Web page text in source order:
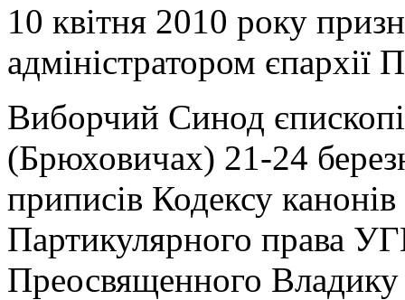
10 квітня 2010 року
адміністратором єпархії
Виборчий Синод
(Брюховичах) 21-24
приписів Кодексу
Партикулярного права
Преосвященного